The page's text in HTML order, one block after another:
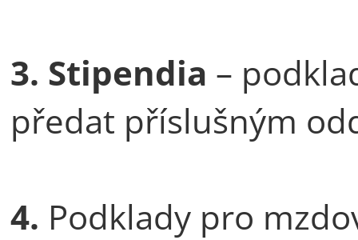
3. Stipendia –
předat příslušným
4. Podklady pro